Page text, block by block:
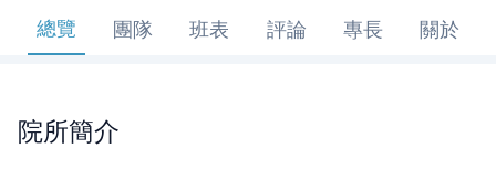
總覽 團隊 班表 評論 專長 關於
院所簡介